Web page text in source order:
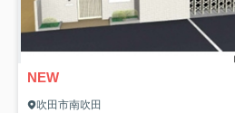
NEW
吹田市南吹田